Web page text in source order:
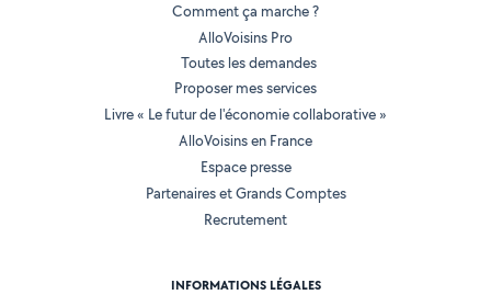
Comment ça marche ?
AlloVoisins Pro
Toutes les demandes
Proposer mes services
Livre « Le futur de l'économie collaborative »
AlloVoisins en France
Espace presse
Partenaires et Grands Comptes
Recrutement
INFORMATIONS LÉGALES